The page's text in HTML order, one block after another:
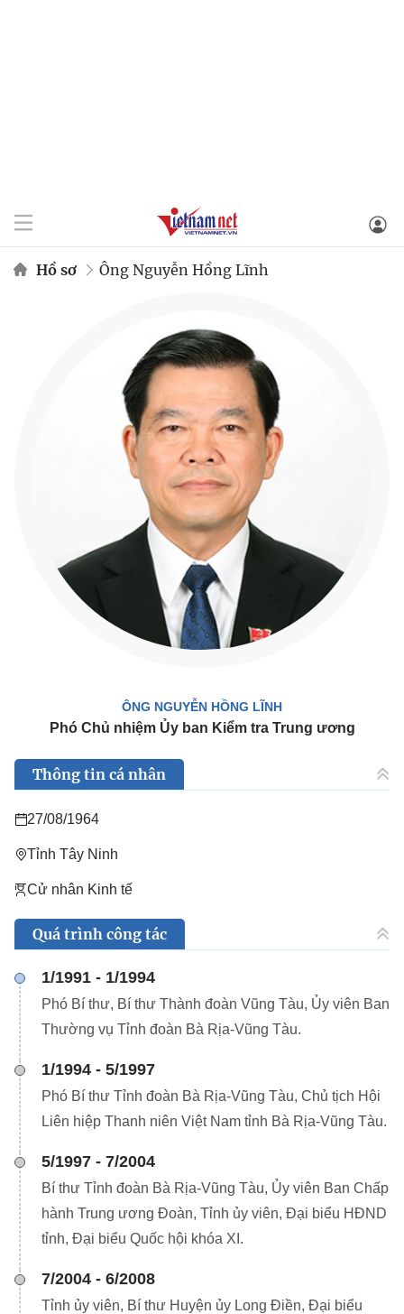
Hồ sơ Ông Nguyễn Hồng Lĩnh
ÔNG NGUYỄN HỒNG LĨNH
Phó Chủ nhiệm Ủy ban Kiểm tra Trung ương
Thông tin cá nhân
27/08/1964
Tỉnh Tây Ninh
Cử nhân Kinh tế
Quá trình công tác
1/1991 - 1/1994
Phó Bí thư, Bí thư Thành đoàn Vũng Tàu, Ủy viên Ban
Thường vụ Tỉnh đoàn Bà Rịa-Vũng Tàu.
1/1994 - 5/1997
Phó Bí thư Tỉnh đoàn Bà Rịa-Vũng Tàu, Chủ tịch Hội
Liên hiệp Thanh niên Việt Nam tỉnh Bà Rịa-Vũng Tàu.
5/1997 - 7/2004
Bí thư Tỉnh đoàn Bà Rịa-Vũng Tàu, Ủy viên Ban Chấp
hành Trung ương Đoàn, Tỉnh ủy viên, Đại biểu HĐND
tỉnh, Đại biểu Quốc hội khóa XI.
7/2004 - 6/2008
Tỉnh ủy viên, Bí thư Huyện ủy Long Điền, Đại biểu